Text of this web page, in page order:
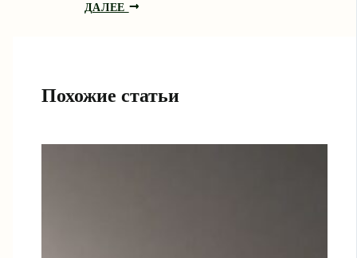
ДАЛЕЕ
Похожие статьи